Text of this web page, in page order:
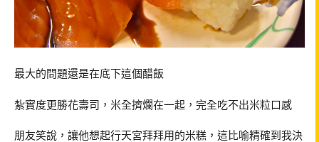
最大的問題還是在底下這個醋飯
紮實度更勝花壽司，米全擠爛在一起，完全吃不出米粒口感
朋友笑說，讓他想起行天宮拜拜用的米糕，這比喻精確到我決